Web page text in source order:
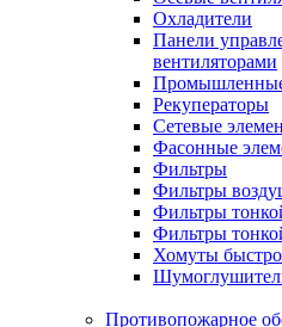
Охладители
Панели
вентиляторами
Рекуператоры
Сетевые
Фасонные
Фильтры
Фильтры
Фильтры
Фильтры
Хомуты
Противопожарное